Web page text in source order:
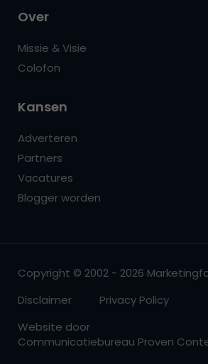
Over
Missie & Visie
Colofon
Kansen
Adverteren
Partners
Vacatures
Blogger worden
Copyright © 2002 - 2026
Disclaimer
Privacy Policy
Website door
Communicatiebureau Proven